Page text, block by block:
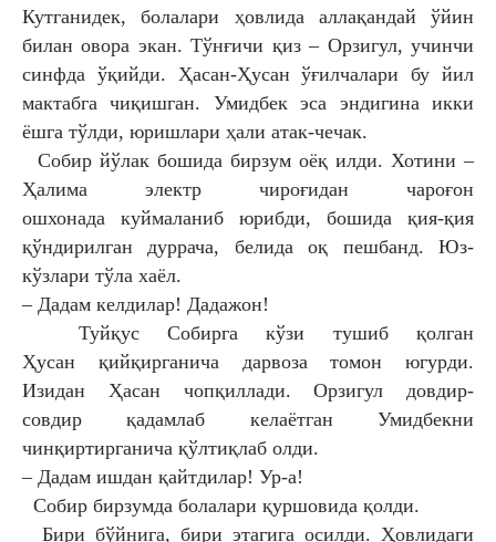
Кутганидек,болалари ҳовлида аллақандай ўйин
билан овора экан. Тўнғичи қиз – Орзигул, учинчи
синфда ўқийди. Ҳасан-Ҳусан ўғилчалари бу йил
мактабга чиқишган. Умидбек эса эндигина икки
ёшга тўлди, юришлари ҳали атак-чечак.
Собир йўлак бошида бирзум оёқ илди. Хотини–
Ҳалима электр чироғидан чароғон
ошхонада куймаланиб юрибди, бошида қия-қия
қўндирилган дуррача, белида оқ пешбанд. Юз-
кўзлари тўла хаёл.
– Дадам келдилар! Дадажон!
Туйқус Собирга кўзи тушиб қолган
Ҳусан қийқирганича дарвоза томон югурди.
Изидан Ҳасан чопқиллади. Орзигул довдир-
совдирқадамлаб келаётган Умидбекни
чинқиртирганича қўлтиқлаб олди.
– Дадам ишдан қайтдилар! Ур-а!
Собир бирзумда болалари қуршовида қолди.
Бири бўйнига, бири этагига осилди. Ҳовлидаги